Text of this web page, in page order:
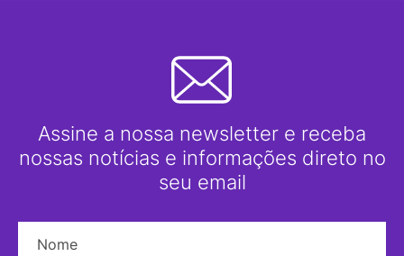
Assine a nossa newsletter e receba
nossas notícias e informações direto no
seu email